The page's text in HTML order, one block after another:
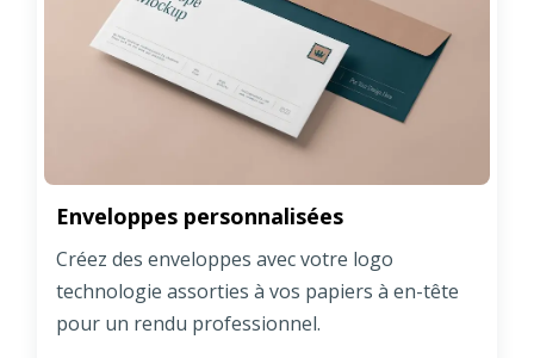
Enveloppes personnalisées
Créez des enveloppes avec votre logo
technologie assorties à vos papiers à en-tête
pour un rendu professionnel.